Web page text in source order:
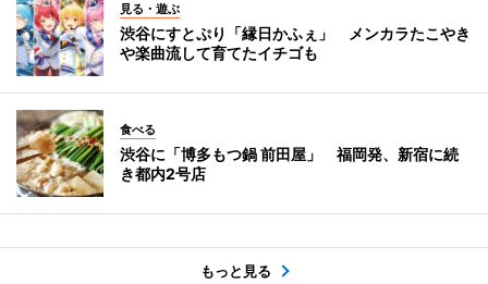
見る・遊ぶ
渋谷にすとぷり「縁日かふぇ」 メンカラたこやき
や楽曲流して育てたイチゴも
食べる
渋谷に「博多もつ鍋 前田屋」 福岡発、新宿に続
き都内2号店
もっと見る